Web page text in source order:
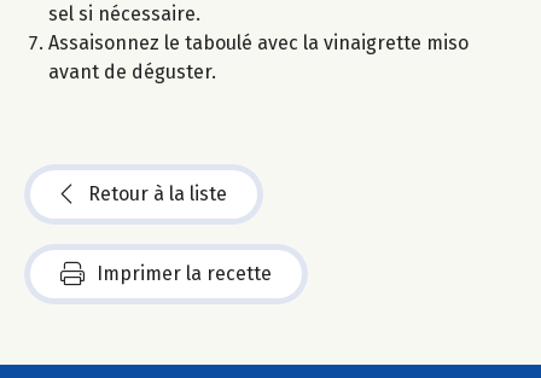
sel si nécessaire.
Assaisonnez le taboulé avec la vinaigrette miso
avant de déguster.
Retour à la liste
Imprimer la recette